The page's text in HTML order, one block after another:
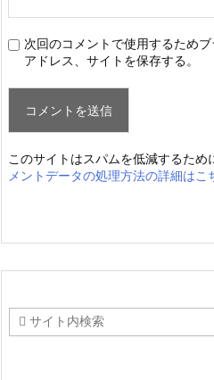
次回のコメントで使用するため
アドレス、サイトを保存する。
このサイトはスパムを低減するため
メントデータの処理方法の詳細はこ